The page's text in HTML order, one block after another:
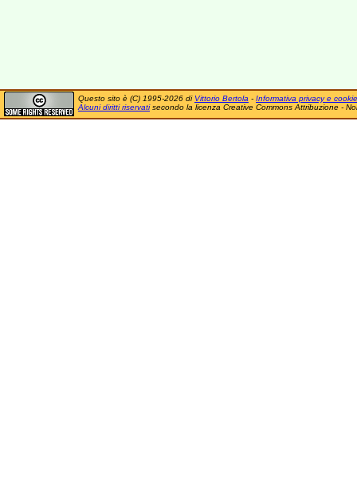
Questo sito è (C) 1995-2026 di Vittorio Bertola - Informativa privacy e cookie
Alcuni diritti riservatisecondo la licenza Creative Commons Attribuzione -